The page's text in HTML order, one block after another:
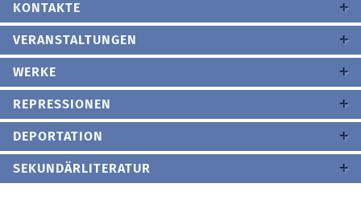
KONTAKTE
VERANSTALTUNGEN
WERKE
REPRESSIONEN
DEPORTATION
SEKUNDÄRLITERATUR